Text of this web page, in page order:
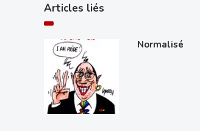
Articles liés
Normalisé